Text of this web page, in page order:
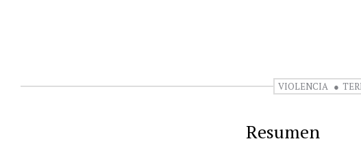
VIOLENCIA
Resumen